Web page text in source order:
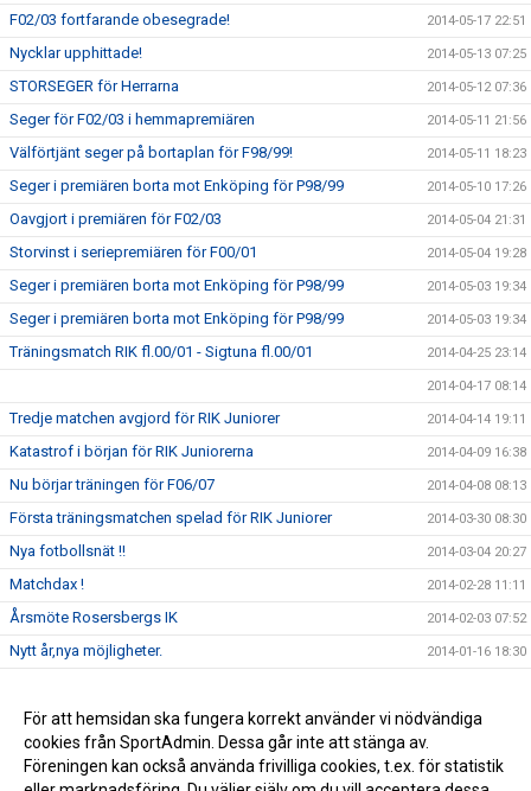
F02/03 fortfarande obesegrade! 2014-05-17 22:51
Nycklar upphittade! 2014-05-13 07:25
STORSEGER för Herrarna 2014-05-12 07:36
Seger för F02/03 i hemmapremiären 2014-05-11 21:56
Välförtjänt seger på bortaplan för F98/99! 2014-05-11 18:23
Seger i premiären borta mot Enköping för P98/99 2014-05-10 17:26
Oavgjort i premiären för F02/03 2014-05-04 21:31
Storvinst i seriepremiären för F00/01 2014-05-04 19:28
Seger i premiären borta mot Enköping för P98/99 2014-05-03 19:34
Seger i premiären borta mot Enköping för P98/99 2014-05-03 19:34
Träningsmatch RIK fl.00/01 - Sigtuna fl.00/01 2014-04-25 23:14
2014-04-17 08:14
Tredje matchen avgjord för RIK Juniorer 2014-04-14 19:11
Katastrof i början för RIK Juniorerna 2014-04-09 16:38
Nu börjar träningen för F06/07 2014-04-08 08:13
Första träningsmatchen spelad för RIK Juniorer 2014-03-30 08:30
Nya fotbollsnät !! 2014-03-04 20:27
Matchdax ! 2014-02-28 11:11
Årsmöte Rosersbergs IK 2014-02-03 07:52
Nytt år,nya möjligheter. 2014-01-16 18:30
2013-11-07 11:20
Tack! 2013-10-25 08:27
För att hemsidan ska fungera korrekt använder vi nödvändiga
cookies från SportAdmin. Dessa går inte att stänga av.
Föreningen kan också använda frivilliga cookies, t.ex. för statistik